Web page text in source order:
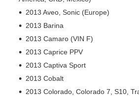
2013 Aveo, Sonic (Europe)
2013 Barina
2013 Camaro (VIN F)
2013 Caprice PPV
2013 Captiva Sport
2013 Cobalt
2013 Colorado, Colorado 7, S10,